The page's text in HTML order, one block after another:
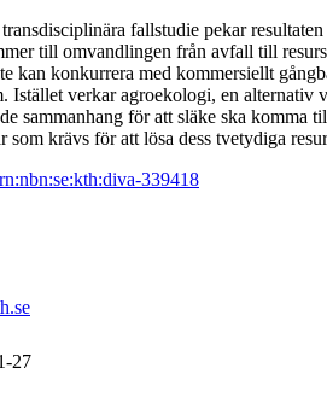
fallstudie pekar
till omvandlingen från avfall till
kan konkurrera med kommersiellt
Istället verkar agroekologi, en alternativ
sammanhang för att släke ska komma
som krävs för att lösa dess tvetydiga
339418
27